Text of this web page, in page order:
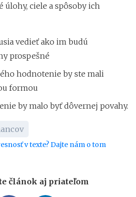
úlohy, ciele a spôsoby ich
vedieť ako im budú
prospešné
hodnotenie by ste mali
formou
by malo byť dôvernej povahy.
v texte? Dajte nám o tom
článok aj priateľom